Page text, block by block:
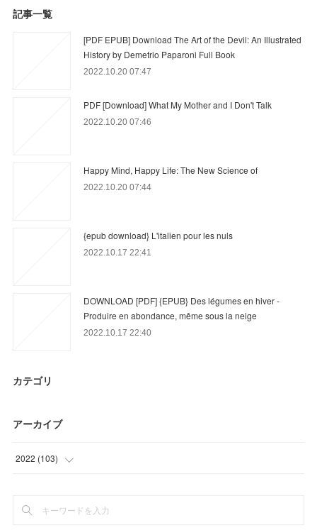
記事一覧
[PDF EPUB] Download The Art of the Devil: An Illustrated
History by Demetrio Paparoni Full Book
2022.10.20 07:47
PDF [Download] What My Mother and I Don't Talk
2022.10.20 07:46
Happy Mind, Happy Life: The New Science of
2022.10.20 07:44
{epub download} L'italien pour les nuls
2022.10.17 22:41
DOWNLOAD [PDF] {EPUB} Des légumes en hiver -
Produire en abondance, même sous la neige
2022.10.17 22:40
カテゴリ
アーカイブ
2022 (103)
(